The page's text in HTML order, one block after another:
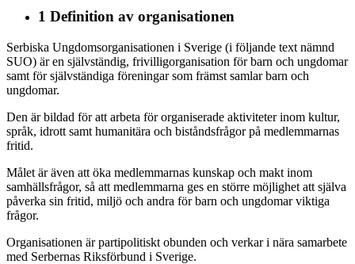
1 Definition av organisationen
Serbiska Ungdomsorganisationen i Sverige (i följande text nämnd
SUO) är en självständig, frivilligorganisation för barn och ungdomar
samt för självständiga föreningar som främst samlar barn och
ungdomar.
Den är bildad för att arbeta för organiserade aktiviteter inom kultur,
språk, idrott samt humanitära och biståndsfrågor på medlemmarnas
fritid.
Målet är även att öka medlemmarnas kunskap och makt inom
samhällsfrågor, så att medlemmarna ges en större möjlighet att själva
påverka sin fritid, miljö och andra för barn och ungdomar viktiga
frågor.
Organisationen är partipolitiskt obunden och verkar i nära samarbete
med Serbernas Riksförbund i Sverige.